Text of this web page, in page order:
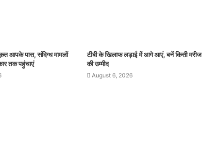
आपके पास, संदिग्ध मामलों
तक पहुंचाएं
टीबी के खिलाफ लड़ाई में आगे आएं, बनें किसी मरीज
की उम्मीद
August 6, 2026